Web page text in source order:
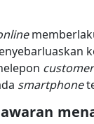
smartphone